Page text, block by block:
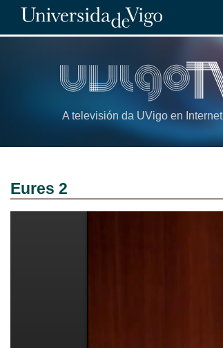
A televisión da UVigo en Internet
Eures 2